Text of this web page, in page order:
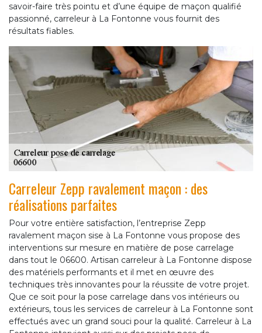
savoir-faire très pointu et d’une équipe de maçon qualifié
passionné, carreleur à La Fontonne vous fournit des
résultats fiables.
Carreleur Zepp ravalement maçon : des
réalisations parfaites
Pour votre entière satisfaction, l’entreprise Zepp
ravalement maçon sise à La Fontonne vous propose des
interventions sur mesure en matière de pose carrelage
dans tout le 06600. Artisan carreleur à La Fontonne dispose
des matériels performants et il met en œuvre des
techniques très innovantes pour la réussite de votre projet.
Que ce soit pour la pose carrelage dans vos intérieurs ou
extérieurs, tous les services de carreleur à La Fontonne sont
effectués avec un grand souci pour la qualité. Carreleur à La